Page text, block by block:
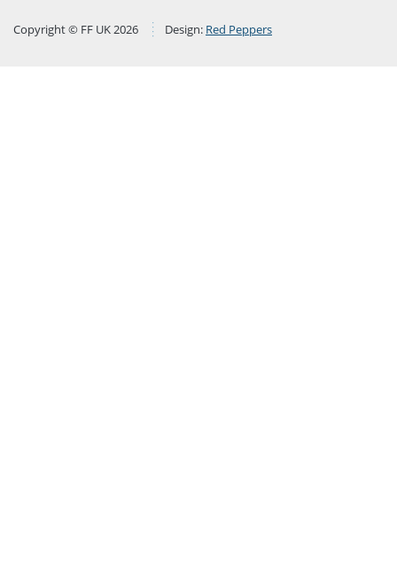
Copyright © FF UK 2026 Design: Red Peppers